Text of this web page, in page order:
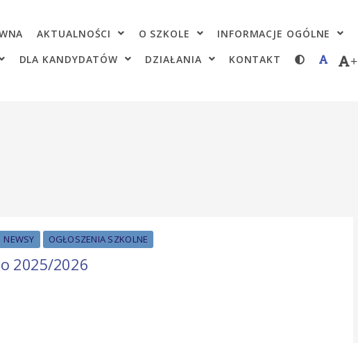
AKTUALNOŚCI O SZKOLE INFORMACJE OGÓLNE
DLA KANDYDATÓW DZIAŁANIA KONTAKT +
NEWSY OGŁOSZENIA SZKOLNE
2025/2026